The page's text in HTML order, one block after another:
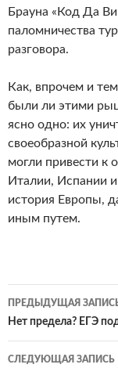
Брауна «Код Да
паломничества
разговора.
Как, впрочем и
были ли этими
ясно одно: их
своеобразной
могли привести к
Италии, Испании
история Европы,
иным путем.
по
записям
ПРЕДЫДУЩАЯ
Нет предела? ЕГЭ
СЛЕДУЮЩАЯ ЗАПИСЬ